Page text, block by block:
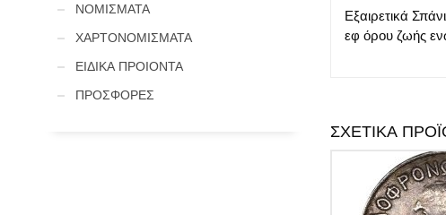
Εξαιρετικά
εφ όρου ζωής
ΣΧΕΤΙΚΆ
ΝΟΜΙΣΜΑΤΑ
ΧΑΡΤΟΝΟΜΙΣΜΑΤΑ
ΕΙΔΙΚΑ ΠΡΟΙΟΝΤΑ
ΠΡΟΣΦΟΡΕΣ